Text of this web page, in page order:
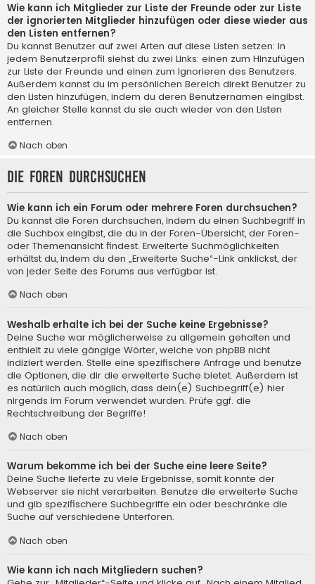
Wie kann ich Mitglieder zur Liste der Freunde oder zur Liste
der ignorierten Mitglieder hinzufügen oder diese wieder aus
den Listen entfernen?
Du kannst Benutzer auf zwei Arten auf diese Listen setzen: In
jedem Benutzerprofil siehst du zwei Links: einen zum Hinzufügen
zur Liste der Freunde und einen zum Ignorieren des Benutzers.
Außerdem kannst du im persönlichen Bereich direkt Benutzer zu
den Listen hinzufügen, indem du deren Benutzernamen eingibst.
An gleicher Stelle kannst du sie auch wieder von den Listen
entfernen.
Nach oben
Die Foren durchsuchen
Wie kann ich ein Forum oder mehrere Foren durchsuchen?
Du kannst die Foren durchsuchen, indem du einen Suchbegriff in
die Suchbox eingibst, die du in der Foren-Übersicht, der Foren-
oder Themenansicht findest. Erweiterte Suchmöglichkeiten
erhältst du, indem du den „Erweiterte Suche“-Link anklickst, der
von jeder Seite des Forums aus verfügbar ist.
Nach oben
Weshalb erhalte ich bei der Suche keine Ergebnisse?
Deine Suche war möglicherweise zu allgemein gehalten und
enthielt zu viele gängige Wörter, welche von phpBB nicht
indiziert werden. Stelle eine spezifischere Anfrage und benutze
die Optionen, die dir die erweiterte Suche bietet. Außerdem ist
es natürlich auch möglich, dass dein(e) Suchbegriff(e) hier
nirgends im Forum verwendet wurden. Prüfe ggf. die
Rechtschreibung der Begriffe!
Nach oben
Warum bekomme ich bei der Suche eine leere Seite?
Deine Suche lieferte zu viele Ergebnisse, somit konnte der
Webserver sie nicht verarbeiten. Benutze die erweiterte Suche
und gib spezifischere Suchbegriffe ein oder beschränke die
Suche auf verschiedene Unterforen.
Nach oben
Wie kann ich nach Mitgliedern suchen?